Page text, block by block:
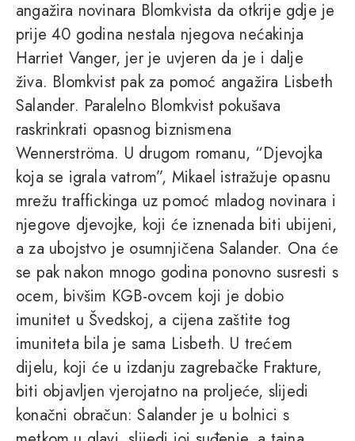
angažira novinara Blomkvista da otkrije gdje je
prije 40 godina nestala njegova nećakinja
Harriet Vanger, jer je uvjeren da je i dalje
živa. Blomkvist pak za pomoć angažira Lisbeth
Salander. Paralelno Blomkvist pokušava
raskrinkrati opasnog biznismena
Wennerströma. U drugom romanu, “Djevojka
koja se igrala vatrom”, Mikael istražuje opasnu
mrežu traffickinga uz pomoć mladog novinara i
njegove djevojke, koji će iznenada biti ubijeni,
a za ubojstvo je osumnjičena Salander. Ona će
se pak nakon mnogo godina ponovno susresti s
ocem, bivšim KGB-ovcem koji je dobio
imunitet u Švedskoj, a cijena zaštite tog
imuniteta bila je sama Lisbeth. U trećem
dijelu, koji će u izdanju zagrebačke Frakture,
biti objavljen vjerojatno na proljeće, slijedi
konačni obračun: Salander je u bolnici s